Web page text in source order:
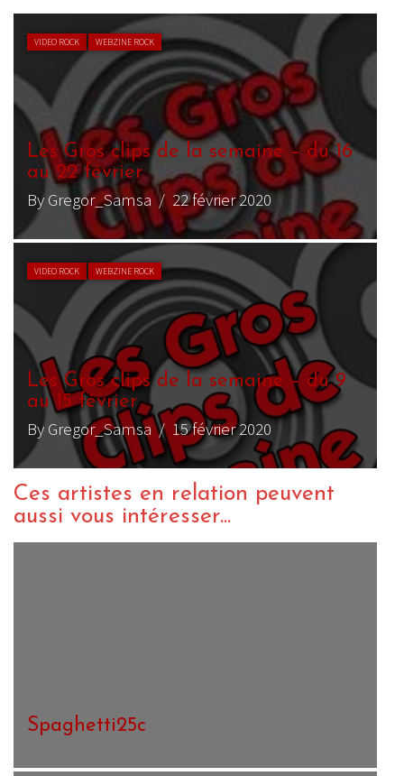
VIDEO ROCK WEBZINE ROCK
Les Gros clips de la semaine – du 16
au 22 février
By Gregor_Samsa/ 22 février 2020
VIDEO ROCK WEBZINE ROCK
Les Gros clips de la semaine – du 9
au 15 février
By Gregor_Samsa/ 15 février 2020
Ces artistes en relation peuvent
aussi vous intéresser...
Cathedrale